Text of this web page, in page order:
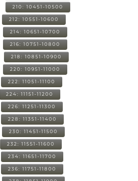
210: 10451-10500
212: 10551-10600
214: 10651-10700
216: 10751-10800
218: 10851-10900
220: 10951-11000
222: 11051-11100
224: 11151-11200
226: 11251-11300
228: 11351-11400
230: 11451-11500
232: 11551-11600
234: 11651-11700
236: 11751-11800